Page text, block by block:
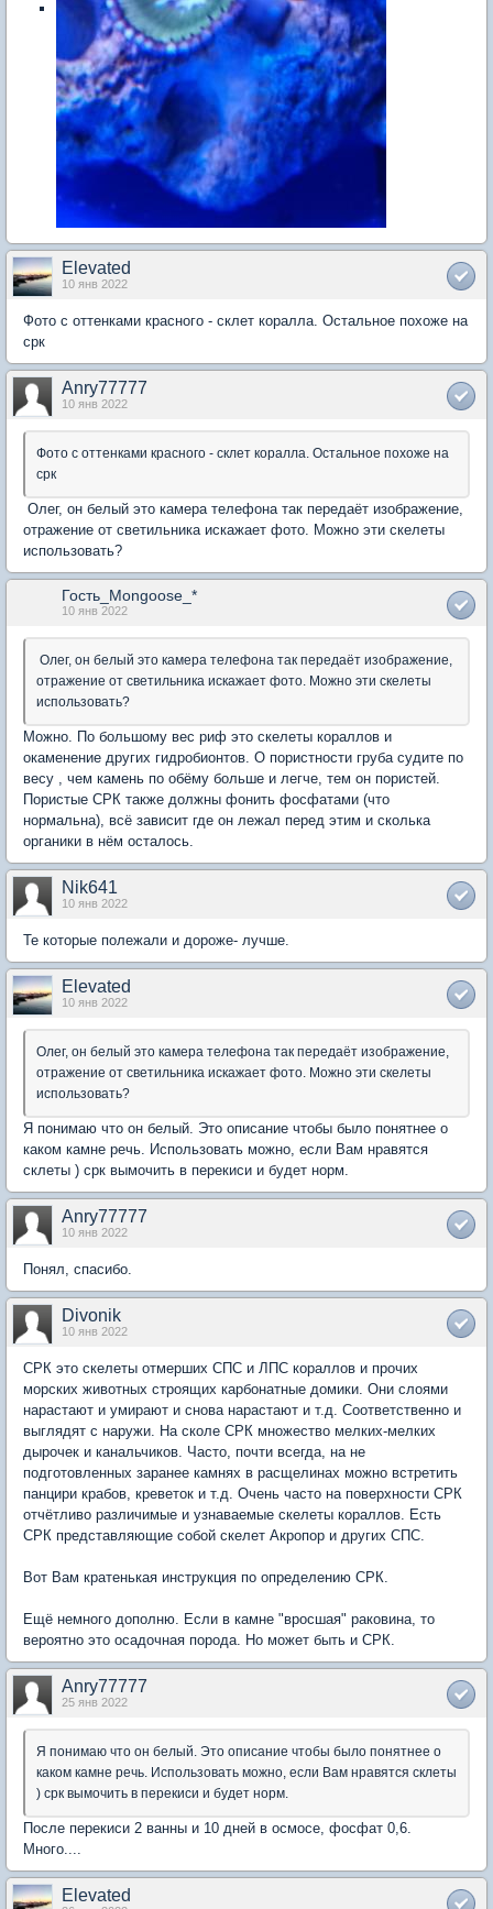
Elevated
10 янв 2022
Фото с оттенками красного - склет коралла. Остальное похоже на
срк
Anry77777
10 янв 2022
Фото с оттенками красного - склет коралла. Остальное похоже на
срк
Олег, он белый это камера телефона так передаёт изображение,
отражение от светильника искажает фото. Можно эти скелеты
использовать?
Гость_Mongoose_*
10 янв 2022
Олег, он белый это камера телефона так передаёт изображение,
отражение от светильника искажает фото. Можно эти скелеты
использовать?
Можно. По большому вес риф это скелеты кораллов и
окаменение других гидробионтов. О поpистности груба судите по
весу , чем камень по обёму больше и легче, тем он пористей.
Пористые СРК также должны фонить фосфатами (что
нормальна), всё зависит где он лежал перед этим и сколька
органики в нём осталось.
Nik641
10 янв 2022
Те которые полежали и дороже- лучше.
Elevated
10 янв 2022
Олег, он белый это камера телефона так передаёт изображение,
отражение от светильника искажает фото. Можно эти скелеты
использовать?
Я понимаю что он белый. Это описание чтобы было понятнее о
каком камне речь. Использовать можно, если Вам нравятся
склеты ) срк вымочить в перекиси и будет норм.
Anry77777
10 янв 2022
Понял, спасибо.
Divonik
10 янв 2022
СРК это скелеты отмерших СПС и ЛПС кораллов и прочих
морских животных строящих карбонатные домики. Они слоями
нарастают и умирают и снова нарастают и т.д. Соответственно и
выглядят с наружи. На сколе СРК множество мелких-мелких
дырочек и канальчиков. Часто, почти всегда, на не
подготовленных заранее камнях в расщелинах можно встретить
панцири крабов, креветок и т.д. Очень часто на поверхности СРК
отчётливо различимые и узнаваемые скелеты кораллов. Есть
СРК представляющие собой скелет Акропор и других СПС.
Вот Вам кратенькая инструкция по определению СРК.
Ещё немного дополню. Если в камне "вросшая" раковина, то
вероятно это осадочная порода. Но может быть и СРК.
Anry77777
25 янв 2022
Я понимаю что он белый. Это описание чтобы было понятнее о
каком камне речь. Использовать можно, если Вам нравятся склеты
) срк вымочить в перекиси и будет норм.
После перекиси 2 ванны и 10 дней в осмосе, фосфат 0,6.
Много....
Elevated